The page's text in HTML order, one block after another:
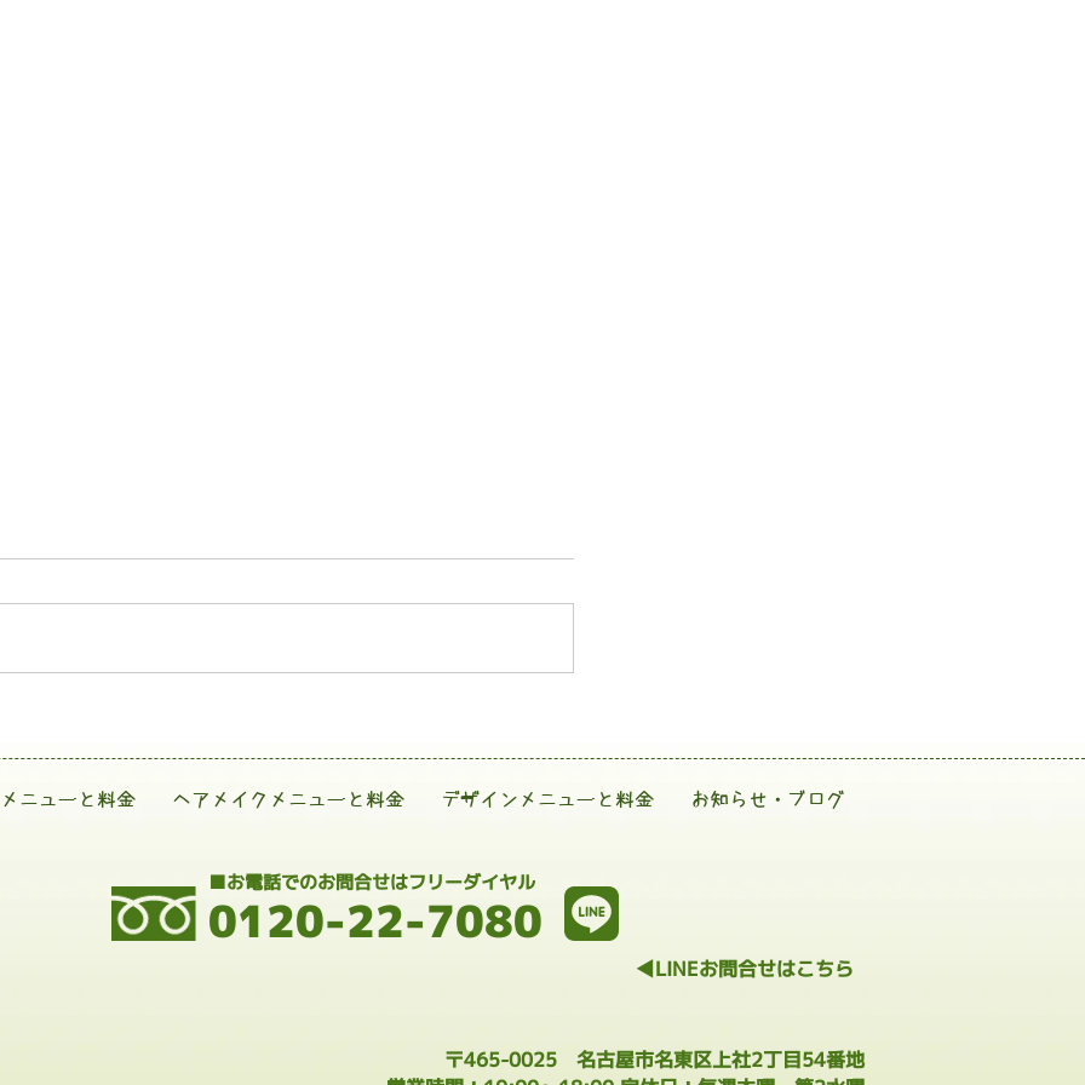
ニューと料金 ヘアメイクメニューと料金 デザインメニューと料金 お知らせ・ブログ
0120-22-7080
■お電話でのお問合せはフリーダイヤル
◀LINEお問合せはこちら
〒465-0025 名古屋市名東区上社2丁目54番地